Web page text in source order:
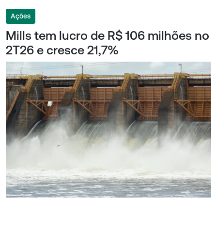
Ações
Mills tem lucro de R$ 106 milhões no
2T26 e cresce 21,7%